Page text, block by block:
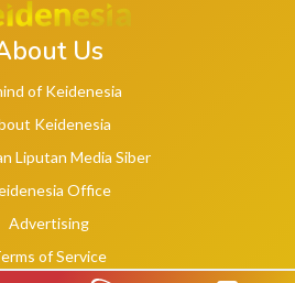
Us
of Keidenesia
Keidenesia
Liputan Media Siber
Office
Advertising
of Service